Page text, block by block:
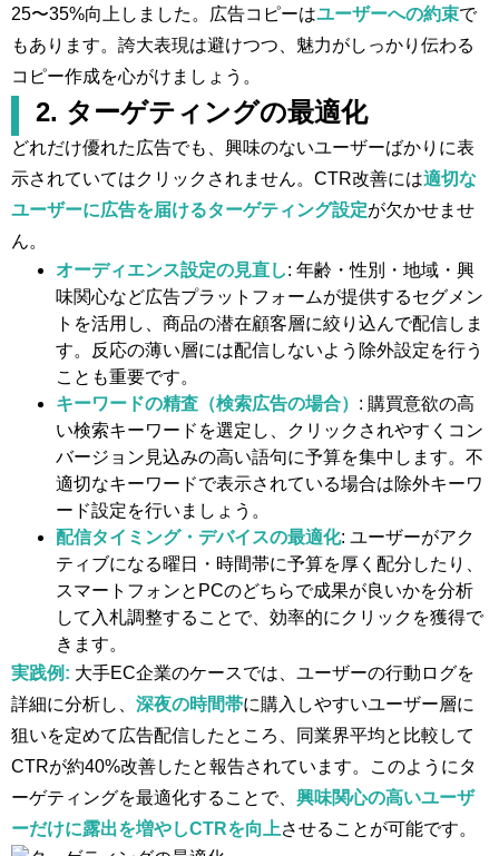
25〜35%向上しました​。広告コピーはユーザーへの約束で
もあります。誇大表現は避けつつ、魅力がしっかり伝わる
コピー作成を心がけましょう。
2. ターゲティングの最適化
どれだけ優れた広告でも、興味のないユーザーばかりに表
示されていてはクリックされません。CTR改善には適切な
ユーザーに広告を届けるターゲティング設定が欠かせませ
ん。
オーディエンス設定の見直し: 年齢・性別・地域・興
味関心など広告プラットフォームが提供するセグメン
トを活用し、商品の潜在顧客層に絞り込んで配信しま
す。反応の薄い層には配信しないよう除外設定を行う
ことも重要です。
キーワードの精査（検索広告の場合） : 購買意欲の高
い検索キーワードを選定し、クリックされやすくコン
バージョン見込みの高い語句に予算を集中します。不
適切なキーワードで表示されている場合は除外キーワ
ード設定を行いましょう。
配信タイミング・デバイスの最適化: ユーザーがアク
ティブになる曜日・時間帯に予算を厚く配分したり、
スマートフォンとPCのどちらで成果が良いかを分析
して入札調整することで、効率的にクリックを獲得で
きます。
実践例: 大手EC企業のケースでは、ユーザーの行動ログを
詳細に分析し、 深夜の時間帯に購入しやすいユーザー層に
狙いを定めて広告配信したところ、同業界平均と比較して
CTRが約40%改善したと報告されています​。このようにタ
ーゲティングを最適化することで、 興味関心の高いユーザ
ーだけに露出を増やしCTRを向上させることが可能です。